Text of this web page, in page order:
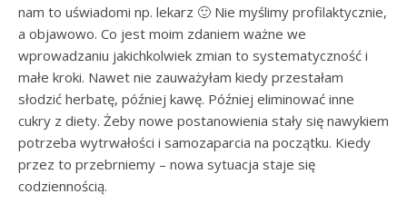
nam to uświadomi np. lekarz 🙂 Nie myślimy profilaktycznie,
a objawowo. Co jest moim zdaniem ważne we
wprowadzaniu jakichkolwiek zmian to systematyczność i
małe kroki. Nawet nie zauważyłam kiedy przestałam
słodzić herbatę, później kawę. Później eliminować inne
cukry z diety. Żeby nowe postanowienia stały się nawykiem
potrzeba wytrwałości i samozaparcia na początku. Kiedy
przez to przebrniemy – nowa sytuacja staje się
codziennością.